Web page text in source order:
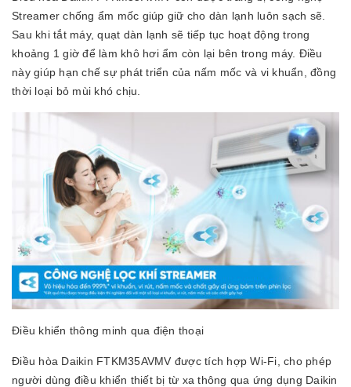
Streamer chống ẩm mốc giúp giữ cho dàn lạnh luôn sạch sẽ.
Sau khi tắt máy, quạt dàn lạnh sẽ tiếp tục hoạt động trong
khoảng 1 giờ để làm khô hơi ẩm còn lại bên trong máy. Điều
này giúp hạn chế sự phát triển của nấm mốc và vi khuẩn, đồng
thời loại bỏ mùi khó chịu.
Điều khiển thông minh qua điện thoại
Điều hòa Daikin FTKM35AVMV được tích hợp Wi-Fi, cho phép
người dùng điều khiển thiết bị từ xa thông qua ứng dụng Daikin